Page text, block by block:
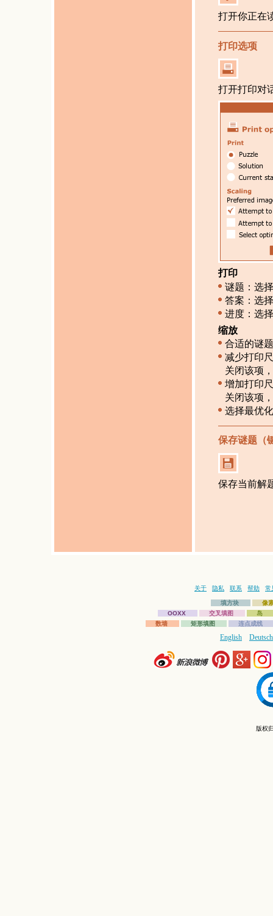
打开你正在
打印选项
打开打印对
打印
谜题：选
答案：选
进度：选
缩放
合适的谜
减少打印
关闭该项
增加打印
关闭该项
选择最优
保存谜题（
保存当前解
关于 隐私 联系 帮助 常
填方块
像
OOXX
交叉填图
岛
数墙
矩形填图 连点成线
English Deutsch
版权